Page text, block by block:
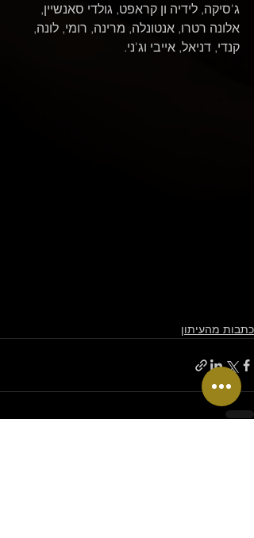
ג'סיקה, לידיה ון קראפט, גולדי סאנשיין,
אלונה רטרו, אנטונלה, מרינה, רומי, לונה,
קנדי, דניאל, אייבי וג'ני.
כתבות מהעיתון